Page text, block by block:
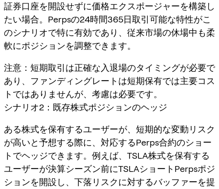
証券口座を開設せずに価格エクスポージャーを構築し
たい場合。Perpsの24時間365日取引可能な特性がこ
のシナリオで特に有効であり、従来市場の休場中も柔
軟にポジションを調整できます。
注意：短期取引は正確な入退場のタイミングが必要で
あり、ファンディングレートは短期保有では主要コス
トではありませんが、考慮は必要です。
シナリオ2：既存株式ポジションのヘッジ
ある株式を保有するユーザーが、短期的な変動リスク
が高いと予想する際に、対応するPerps合約のショー
トでヘッジできます。例えば、TSLA株式を保有する
ユーザーが決算シーズン前にTSLAショートPerpsポジ
ションを開設し、下落リスクに対するバッファーを提